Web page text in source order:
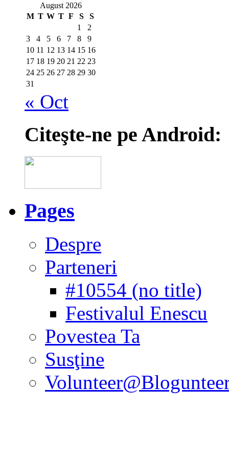
August 2026
M T W T F S
S
1
2
3
4 5 6 7 8
9
10 11 12 13 14 15 16
17 18 19 20 21 22 23
24 25 26 27 28 29 30
31
« Oct
Citeşte-ne pe Android:
Pages
Despre
Parteneri
#10554 (no title)
Festivalul Enescu
Povestea Ta
Susţine